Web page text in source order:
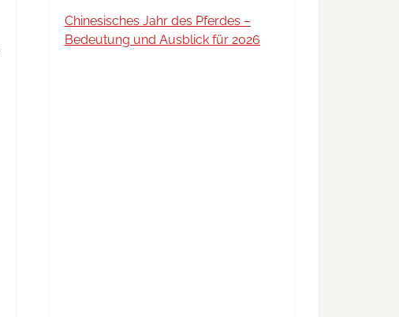
Chinesisches Jahr des Pferdes –
Bedeutung und Ausblick für 2026